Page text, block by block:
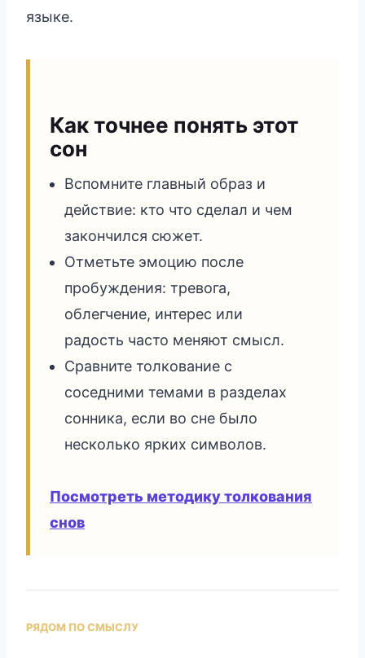
языке.
Как точнее понять этот
сон
Вспомните главный образ и
действие: кто что сделал и чем
закончился сюжет.
Отметьте эмоцию после
пробуждения: тревога,
облегчение, интерес или
радость часто меняют смысл.
Сравните толкование с
соседними темами в разделах
сонника, если во сне было
несколько ярких символов.
Посмотреть методику толкования
снов
РЯДОМ ПО СМЫСЛУ